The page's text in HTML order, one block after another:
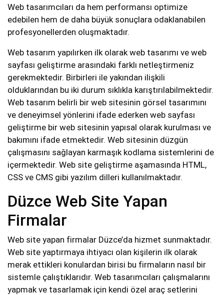
Web tasarımcıları da hem performansı optimize
edebilen hem de daha büyük sonuçlara odaklanabilen
profesyonellerden oluşmaktadır.
Web tasarım yapılırken ilk olarak web tasarımı ve web
sayfası geliştirme arasındaki farklı netleştirmeniz
gerekmektedir. Birbirleri ile yakından ilişkili
olduklarından bu iki durum sıklıkla karıştırılabilmektedir.
Web tasarım belirli bir web sitesinin görsel tasarımını
ve deneyimsel yönlerini ifade ederken web sayfası
geliştirme bir web sitesinin yapısal olarak kurulması ve
bakımını ifade etmektedir. Web sitesinin düzgün
çalışmasını sağlayan karmaşık kodlama sistemlerini de
içermektedir. Web site geliştirme aşamasında HTML,
CSS ve CMS gibi yazılım dilleri kullanılmaktadır.
Düzce Web Site Yapan
Firmalar
Web site yapan firmalar Düzce’da hizmet sunmaktadır.
Web site yaptırmaya ihtiyacı olan kişilerin ilk olarak
merak ettikleri konulardan birisi bu firmaların nasıl bir
sistemle çalıştıklarıdır. Web tasarımcıları çalışmalarını
yapmak ve tasarlamak için kendi özel araç setlerini